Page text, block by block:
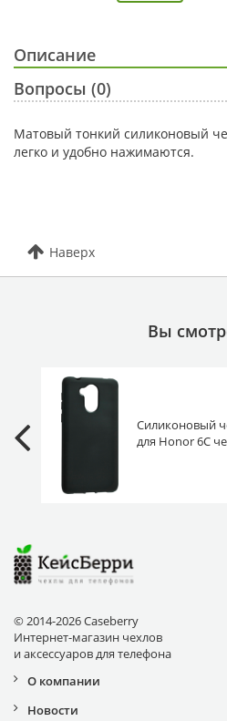
Описание
Вопросы (0)
Матовый тонкий силиконовый
легко и удобно нажимаются.
Наверх
Вы
Силиконовый
для Honor 6C
© 2014-2026 Caseberry
Интернет-магазин чехлов
и аксессуаров для телефона
О компании
Новости